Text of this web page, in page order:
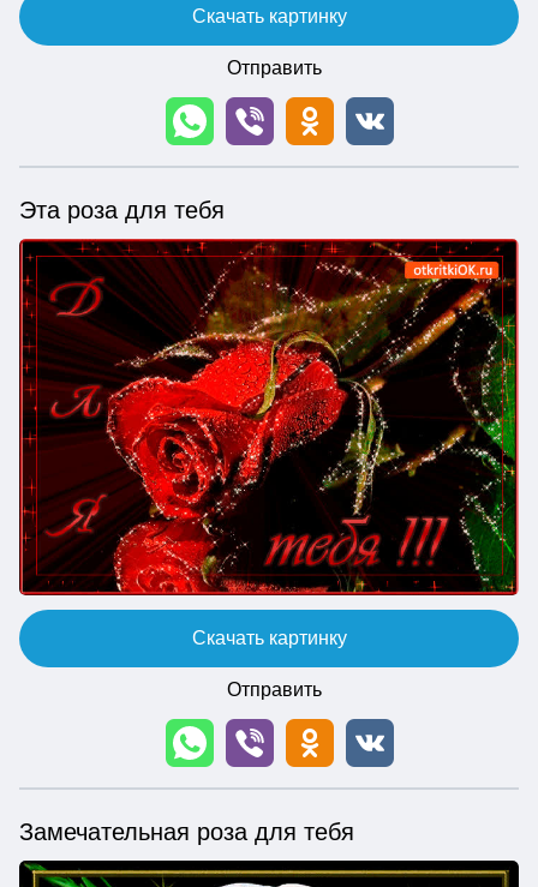
Скачать картинку
Отправить
Эта роза для тебя
Скачать картинку
Отправить
Замечательная роза для тебя